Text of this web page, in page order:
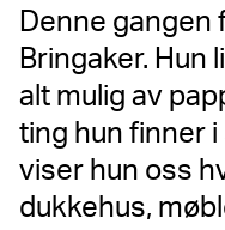
Denne gangen
Bringaker. Hun
alt mulig av
ting hun finner
viser hun oss
dukkehus,